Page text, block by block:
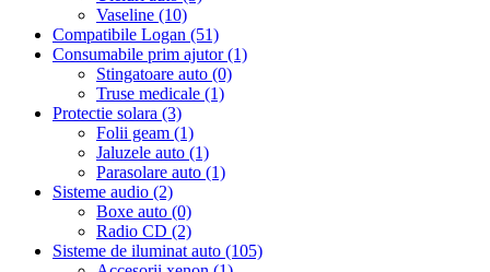
Vaseline (10)
Compatibile Logan (51)
Consumabile prim ajutor (1)
Stingatoare auto (0)
Truse medicale (1)
Protectie solara (3)
Folii geam (1)
Jaluzele auto (1)
Parasolare auto (1)
Sisteme audio (2)
Boxe auto (0)
Radio CD (2)
Sisteme de iluminat auto (105)